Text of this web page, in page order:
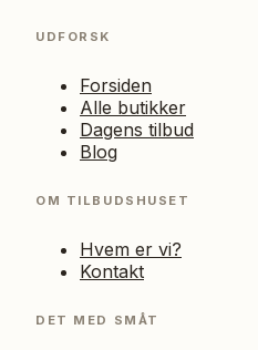
UDFORSK
Forsiden
Alle butikker
Dagens tilbud
Blog
OM TILBUDSHUSET
Hvem er vi?
Kontakt
DET MED SMÅT